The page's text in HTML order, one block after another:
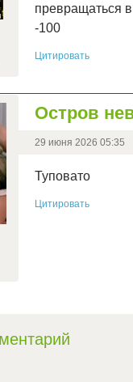
превращаться
-100
Цитировать
Остров
29 июня 2026 05:35
Туповато
Цитировать